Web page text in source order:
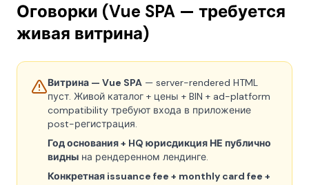
Оговорки (Vue SPA — требуется
живая витрина)
Витрина — Vue SPA — server-rendered HTML
пуст. Живой каталог + цены + BIN + ad-platform
compatibility требуют входа в приложение
post-регистрация.
Год основания + HQ юрисдикция НЕ публично
видны на рендеренном лендинге.
Конкретная issuance fee + monthly card fee +